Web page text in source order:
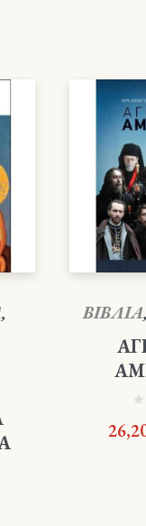
,
ΒΙΒΛΙΑ